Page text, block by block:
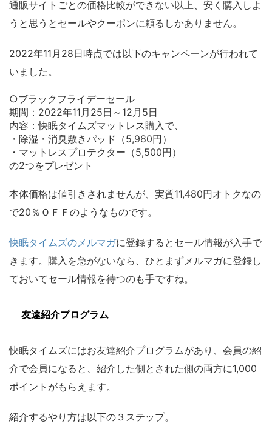
通販サイトごとの価格比較ができない以上、安く購入しよ
うと思うとセールやクーポンに頼るしかありません。
2022年11月28日時点では以下のキャンペーンが行われて
いました。
○ブラックフライデーセール
期間：2022年11月25日～12月5日
内容：快眠タイムズマットレス購入で、
・除湿・消臭敷きパッド（5,980円）
・マットレスプロテクター（5,500円）
の2つをプレゼント
本体価格は値引きされませんが、実質11,480円オトクなの
で20％ＯＦＦのようなものです。
快眠タイムズのメルマガに登録するとセール情報が入手で
きます。購入を急がないなら、ひとまずメルマガに登録し
ておいてセール情報を待つのも手ですね。
友達紹介プログラム
快眠タイムズにはお友達紹介プログラムがあり、会員の紹
介で会員になると、紹介した側とされた側の両方に1,000
ポイントがもらえます。
紹介するやり方は以下の３ステップ。